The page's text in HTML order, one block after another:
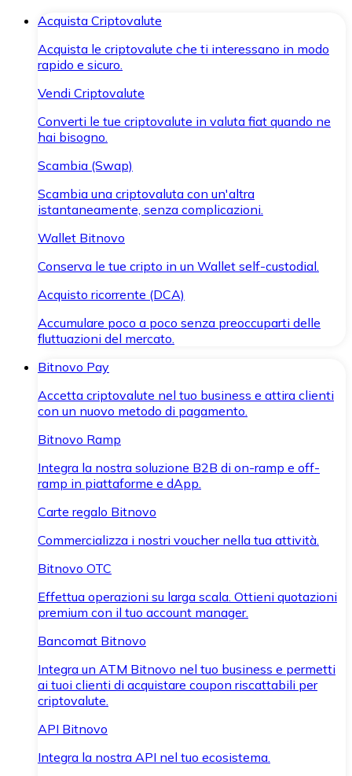
Acquista Criptovalute
Acquista le criptovalute che ti interessano in modo
rapido e sicuro.
Vendi Criptovalute
Converti le tue criptovalute in valuta fiat quando ne
hai bisogno.
Scambia (Swap)
Scambia una criptovaluta con un'altra
istantaneamente, senza complicazioni.
Wallet Bitnovo
Conserva le tue cripto in un Wallet self-custodial.
Acquisto ricorrente (DCA)
Accumulare poco a poco senza preoccuparti delle
fluttuazioni del mercato.
Bitnovo Pay
Accetta criptovalute nel tuo business e attira clienti
con un nuovo metodo di pagamento.
Bitnovo Ramp
Integra la nostra soluzione B2B di on-ramp e off-
ramp in piattaforme e dApp.
Carte regalo Bitnovo
Commercializza i nostri voucher nella tua attività.
Bitnovo OTC
Effettua operazioni su larga scala. Ottieni quotazioni
premium con il tuo account manager.
Bancomat Bitnovo
Integra un ATM Bitnovo nel tuo business e permetti
ai tuoi clienti di acquistare coupon riscattabili per
criptovalute.
API Bitnovo
Integra la nostra API nel tuo ecosistema.